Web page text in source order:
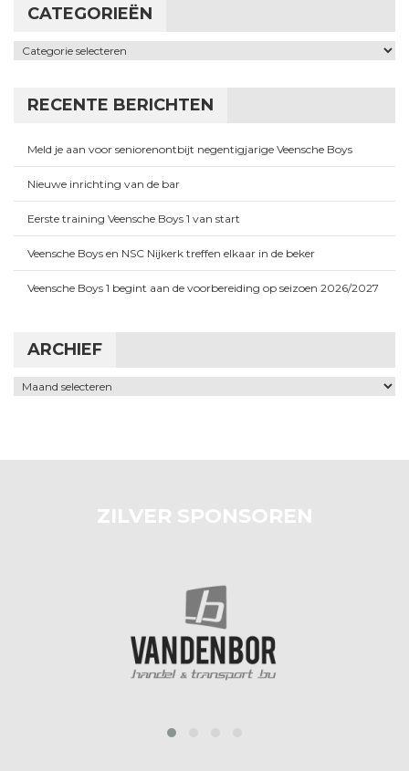
CATEGORIEËN
Categorieën
RECENTE BERICHTEN
Meld je aan voor seniorenontbijt negentigjarige Veensche Boys
Nieuwe inrichting van de bar
Eerste training Veensche Boys 1 van start
Veensche Boys en NSC Nijkerk treffen elkaar in de beker
Veensche Boys 1 begint aan de voorbereiding op seizoen 2026/2027
ARCHIEF
Archief
ZILVER SPONSOREN
prev